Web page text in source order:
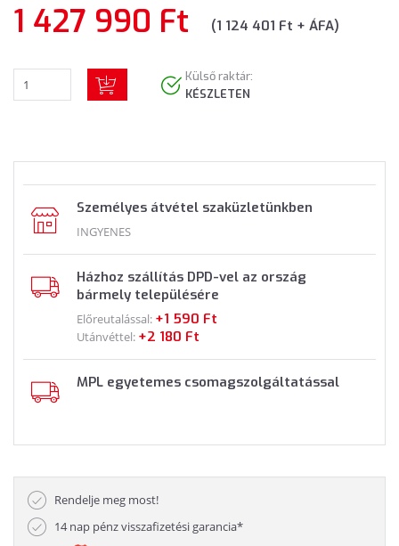
1 427 990 Ft (1 124 401 Ft + ÁFA)
Külső raktár:
KÉSZLETEN
Személyes átvétel szaküzletünkben
INGYENES
Házhoz szállítás DPD-vel az ország
bármely településére
Előreutalással: +1 590 Ft
Utánvéttel: +2 180 Ft
MPL egyetemes csomagszolgáltatással
Rendelje meg most!
14 nap pénz visszafizetési garancia*